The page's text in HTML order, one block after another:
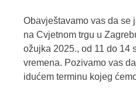
Obavještavamo vas da se
na Cvjetnom trgu u
ožujka 2025., od 11 do 14
vremena. Pozivamo vas
idućem terminu kojeg